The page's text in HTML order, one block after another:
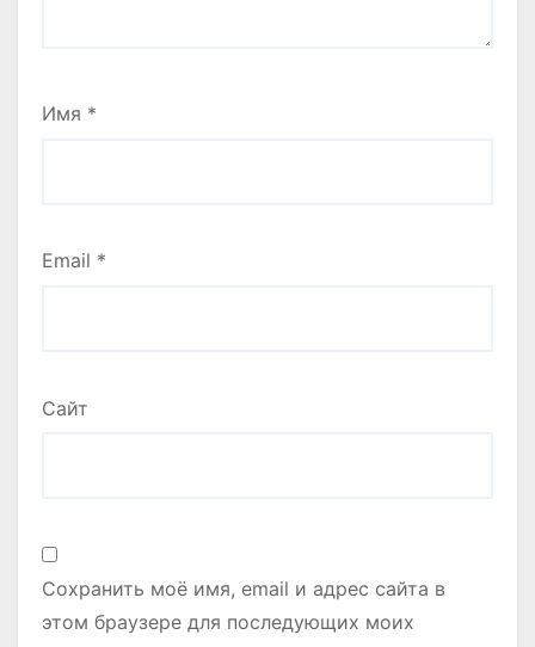
Имя *
Email *
Сайт
Сохранить моё имя, email и адрес сайта в
этом браузере для последующих моих